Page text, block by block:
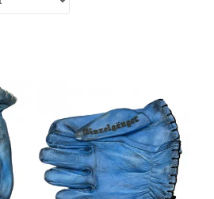
weist
mehrere
Varianten
auf.